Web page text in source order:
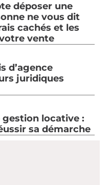
déposer une
ne vous dit
cachés et les
vente
d’agence
juridiques
locative :
sa démarche